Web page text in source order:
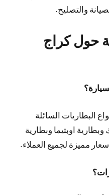
والتصليح.
حول كراج
البطاريات السائلة
اوبتيما وبطارية
مميزة لجميع العملاء.